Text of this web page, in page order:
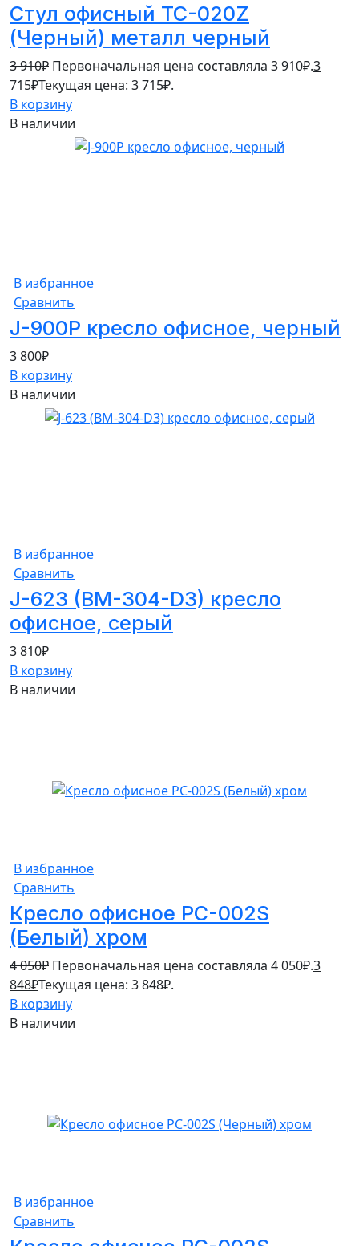
Стул офисный TC-020Z
(Черный) металл черный
3 910₽ Первоначальная цена составляла 3 910₽.3
715₽Текущая цена: 3 715₽.
В корзину
В наличии
В избранное
Сравнить
J-900P кресло офисное, черный
3 800₽
В корзину
В наличии
В избранное
Сравнить
J-623 (BM-304-D3) кресло
офисное, серый
3 810₽
В корзину
В наличии
В избранное
Сравнить
Кресло офисное PC-002S
(Белый) хром
4 050₽ Первоначальная цена составляла 4 050₽.3
848₽Текущая цена: 3 848₽.
В корзину
В наличии
В избранное
Сравнить